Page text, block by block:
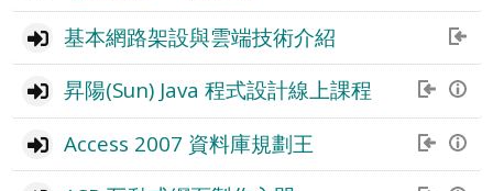
基本網路架設與雲端技術介紹
昇陽(Sun) Java 程式設計線上課程
Access 2007 資料庫規劃王